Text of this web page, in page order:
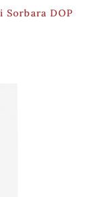
Sorbara DOP